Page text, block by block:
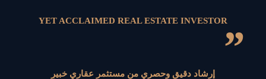
YET ACCLAIMED REAL ESTATE INVESTOR
”
إرشاد دقيق وحصري من مستثمر عقاري خبيرٍ